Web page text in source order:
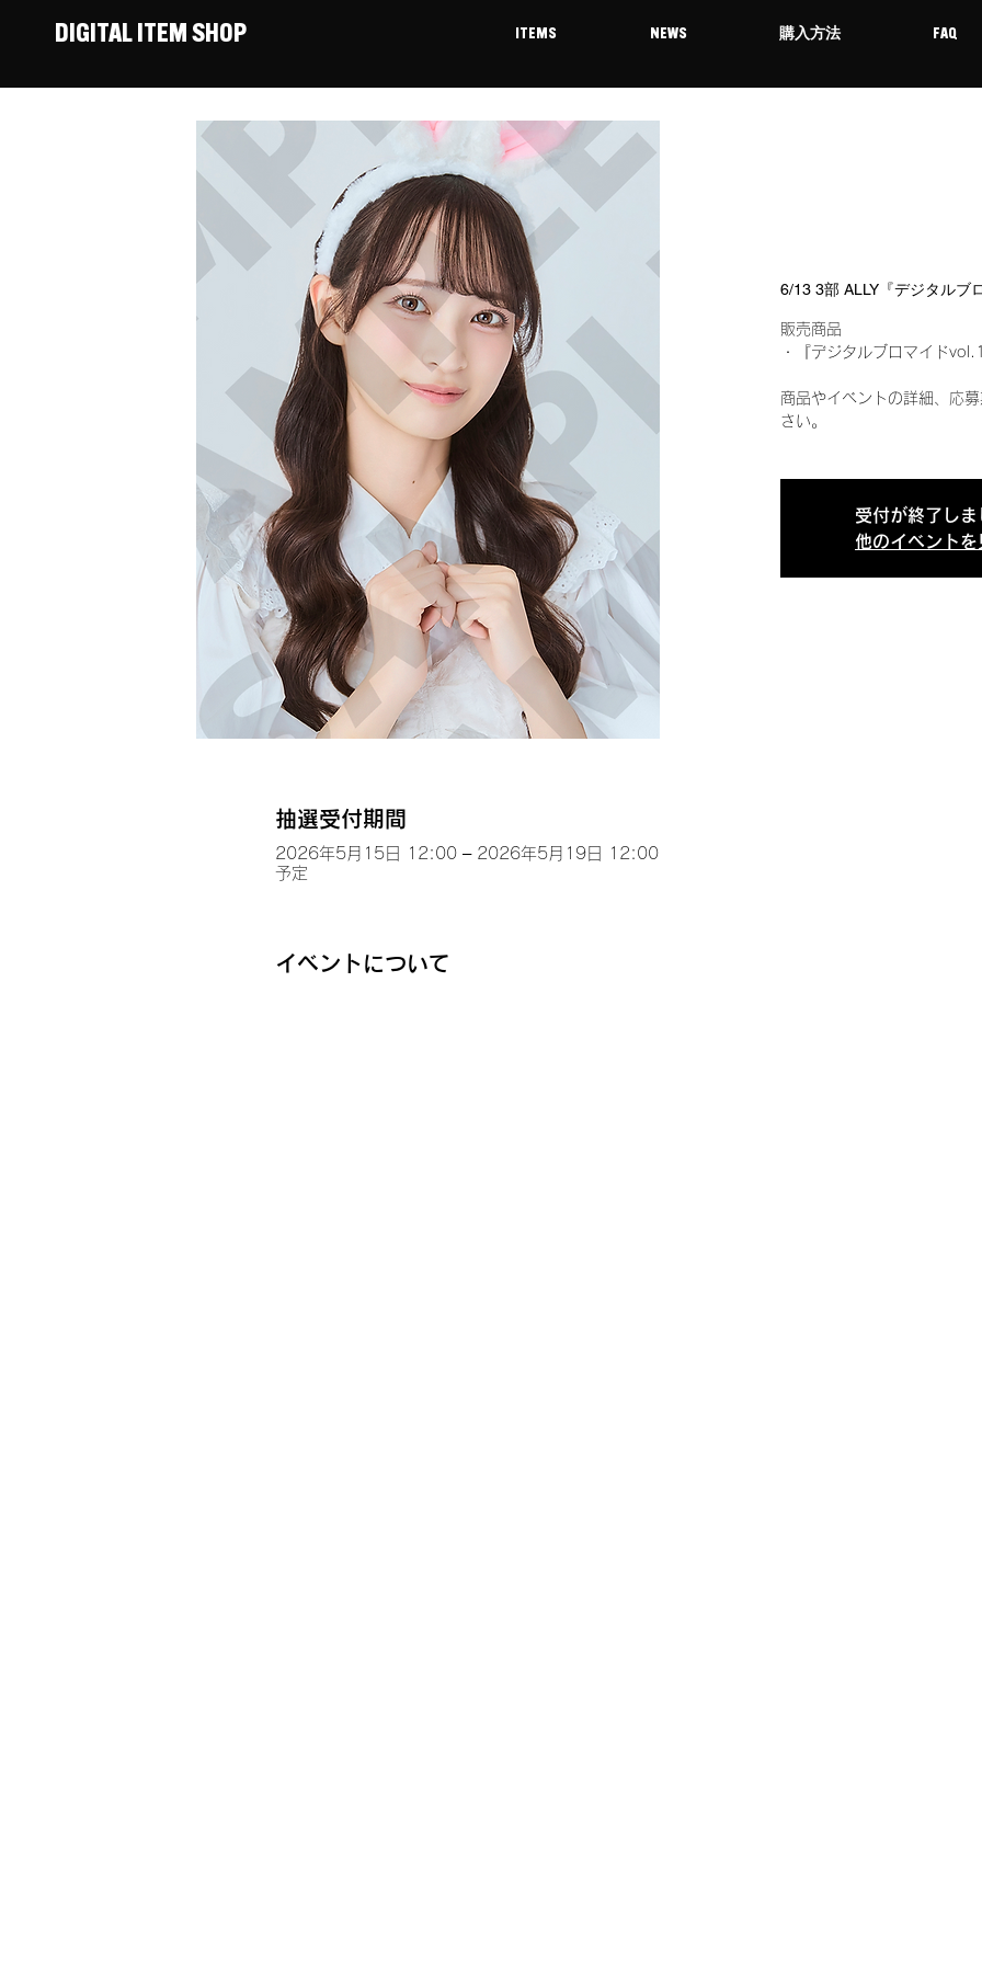
DIGITAL ITEM SHOP ITEMS NEWS 購入方法 FAQ
6/13 3部 ALLY『デジタルブ
販売商品
・『デジタルブロマイド
商品やイベントの詳細、応
さい。
受付が終了しま
他のイベントを
抽選受付期間
2026年5月15日 12:00 – 2026年5月19日 12:00
予定
イベントについて